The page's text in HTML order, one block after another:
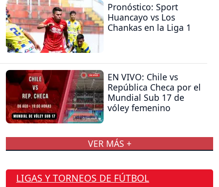
Pronóstico: Sport
Huancayo vs Los
Chankas en la Liga 1
EN VIVO: Chile vs
República Checa por el
Mundial Sub 17 de
vóley femenino
VER MÁS +
LIGAS Y TORNEOS DE FÚTBOL